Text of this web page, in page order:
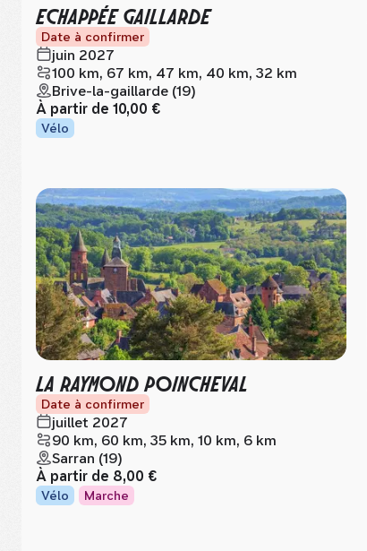
ECHAPPÉE GAILLARDE
Date à confirmer
juin 2027
100 km, 67 km, 47 km, 40 km, 32 km
Brive-la-gaillarde (19)
À partir de 10,00 €
Vélo
LA RAYMOND POINCHEVAL
Date à confirmer
juillet 2027
90 km, 60 km, 35 km, 10 km, 6 km
Sarran (19)
À partir de 8,00 €
Vélo Marche